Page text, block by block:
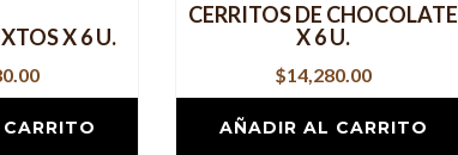
X 6 U.
CERRITOS DE CHOCOLATE
X 6 U.
$14,280.00
AÑADIR AL CARRITO